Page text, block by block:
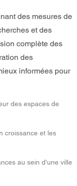
des mesures de
et des
complète des
des
informées pour
des espaces de
croissance et les
au sein d'une ville